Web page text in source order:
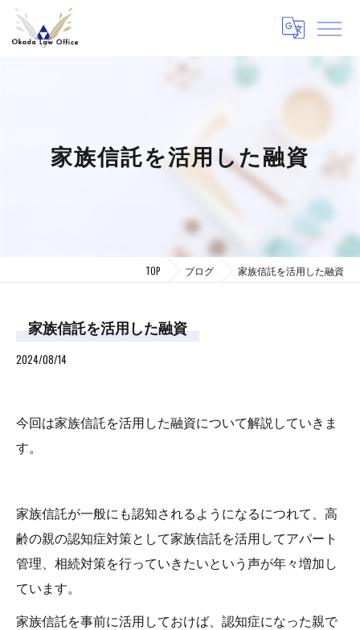
家族信託を活用した融資
TOP ブログ 家族信託を活用した融資
家族信託を活用した融資
2024/08/14
今回は家族信託を活用した融資について解説していきま
す。
家族信託が一般にも認知されるようになるにつれて、高
齢の親の認知症対策として家族信託を活用してアパート
管理、相続対策を行っていきたいという声が年々増加し
ています。
家族信託を事前に活用しておけば、認知症になった親で